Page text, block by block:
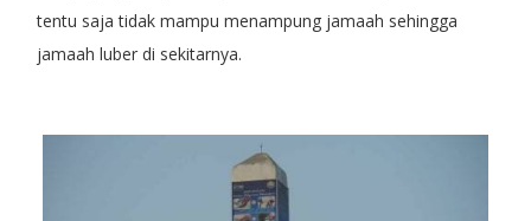
tentu saja tidak mampu menampung jamaah sehingga
jamaah luber di sekitarnya.